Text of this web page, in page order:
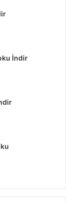
İndir